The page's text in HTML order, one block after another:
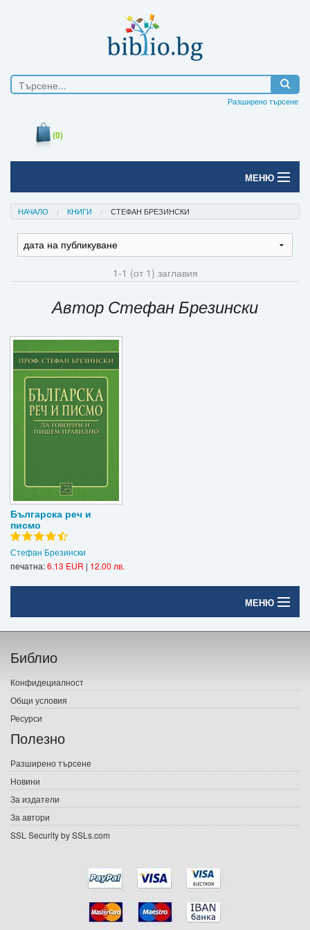
Разширено търсене
(0)
МЕНЮ
Начало
Печатни книги
Е-списания
Подаръци
Ваучери
Промоции
Регистрация
НАЧАЛО КНИГИ СТЕФАН БРЕЗИНСКИ
1-1 (от 1) заглавия
Автор Стефан Брезински
Българска реч и
писмо
Стефан Брезински
печатна:6.13 EUR | 12.00 лв.
МЕНЮ
Начало
Печатни книги
Електронни книги
Е-списания
Подаръци
Ваучери
Библио
Конфидециалност
Общи условия
Ресурси
Полезно
Разширено търсене
Новини
За издатели
За автори
SSL Security by SSLs.com